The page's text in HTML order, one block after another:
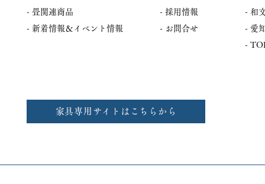
- 畳関連商品
​- 新着情報＆イベント情報
- 採用情報
- お問合せ
​- 和
​- 愛
​-
家具専用サイトはこちらから